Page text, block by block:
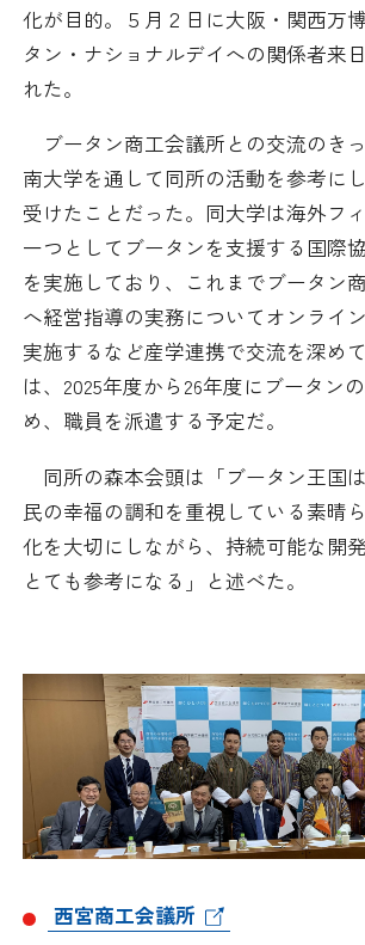
海外ビジネス・貿易証明
その他サービス
役員紹介
委員会・専門委員会
青年部・女性会
日商創立100周年宣言
情報公開
採用情報
アクセス
所信
化が目的。５月２日に大阪・関西万
タン・ナショナルデイへの関係者来
れた。
ブータン商工会議所との交流のき
南大学を通して同所の活動を参考に
受けたことだった。同大学は海外フ
一つとしてブータンを支援する国際
を実施しており、これまでブータン
へ経営指導の実務についてオンライ
実施するなど産学連携で交流を深め
は、2025年度から26年度にブータン
め、職員を派遣する予定だ。
同所の森本会頭は「ブータン王国
民の幸福の調和を重視している素晴
化を大切にしながら、持続可能な開
とても参考になる」と述べた。
西宮商工会議所